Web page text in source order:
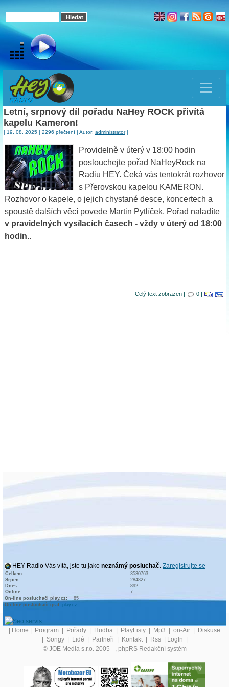
Letní, srpnový díl pořadu NaHey ROCK přivítá
kapelu Kameron!
| 19. 08. 2025 | 2296 přečtení | Autor: administrator|
Providelně v úterý v 18:00 hodin
poslouchejte pořad NaHeyRock na
Radiu HEY. Čeká vás tentokrát rozhovor
s Přerovskou kapelou KAMERON.
Rozhovor o kapele, o jejich chystané desce, koncertech a
spoustě dalších věcí povede Martin Pytlíček. Pořad naladíte
v pravidelných vysílacích časech - vždy v úterý od 18:00
hodin..
Celý text zobrazen | 0 |
HEY Radio Vás vítá, jste tu jako neznámý posluchač. Zaregistrujte se
Celkem
3530763
Srpen
284827
Dnes
892
Online
7
On-line posluchači play.cz:
85
On-line posluchači graf: play.cz
Home Program Pořady Hudba PlayListy Mp3 on-Air
Diskuse
Songy Lidé Partneři Kontakt Rss LogIn
© JOE Media s.r.o. 2005 - , phpRS Redakční systém